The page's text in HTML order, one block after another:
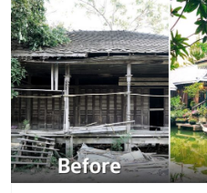
มาก่อนกับมัณฑนากรและสถ
คุณอ๊อน-วิชัย โพธิรัชต์จึงทำงา
ปรับปรุงบ้านทั้งหมด ประมาณ
ภายในและช่องเปิดต่างๆ จาก
สบายมากขึ้น เปลี่ยนสีสันภายใ
เฟอร์นิเจอร์เดิมที่เป็นความ
ทั้งหมด คุณเล็กและคุณอ๊อนอธิ